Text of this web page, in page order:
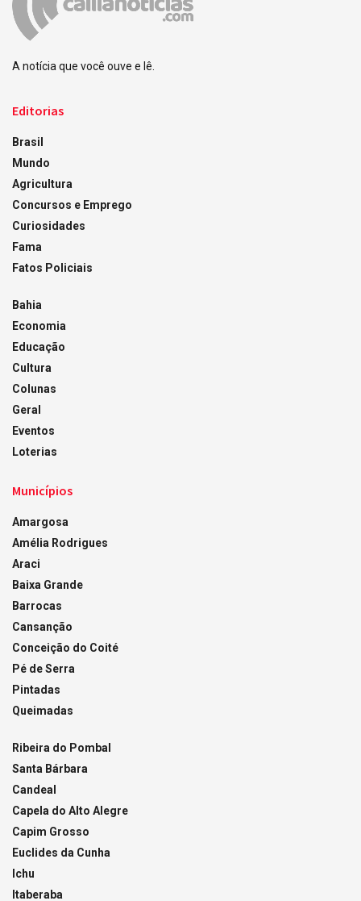
A notícia que você ouve e lê.
Editorias
Brasil
Mundo
Agricultura
Concursos e Emprego
Curiosidades
Fama
Fatos Policiais
Bahia
Economia
Educação
Cultura
Colunas
Geral
Eventos
Loterias
Municípios
Amargosa
Amélia Rodrigues
Araci
Baixa Grande
Barrocas
Cansanção
Conceição do Coité
Pé de Serra
Pintadas
Queimadas
Ribeira do Pombal
Santa Bárbara
Candeal
Capela do Alto Alegre
Capim Grosso
Euclides da Cunha
Ichu
Itaberaba